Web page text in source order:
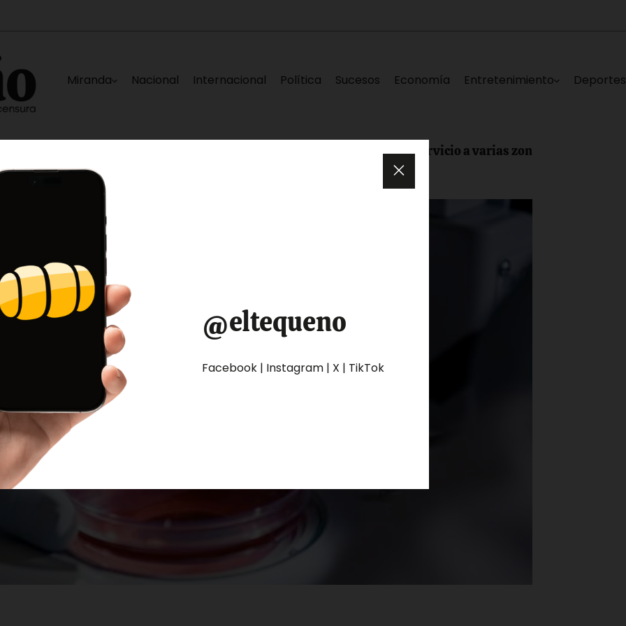
Miranda Nacional Internacional Política Sucesos Economía Entretenimiento Deportes
en La Guaira Nueva falla eléctrica deja sin servicio a varias zonas de Los Teques este
@eltequeno
Facebook | Instagram | X | TikTok